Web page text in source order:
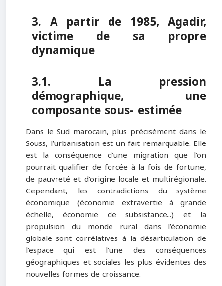
3. A partir de 1985, Agadir,
victime de sa propre
dynamique
3.1. La pression
démographique, une
composante sous- estimée
Dans le Sud marocain, plus précisément dans le
Souss, l’urbanisation est un fait remarquable. Elle
est la conséquence d’une migration que l’on
pourrait qualifier de forcée à la fois de fortune,
de pauvreté et d’origine locale et multirégionale.
Cependant, les contradictions du système
économique (économie extravertie à grande
échelle, économie de subsistance...) et la
propulsion du monde rural dans l’économie
globale sont corrélatives à la désarticulation de
l’espace qui est l’une des conséquences
géographiques et sociales les plus évidentes des
nouvelles formes de croissance.